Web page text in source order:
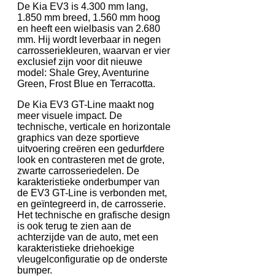
De Kia EV3 is 4.300 mm lang,
1.850 mm breed, 1.560 mm hoog
en heeft een wielbasis van 2.680
mm. Hij wordt leverbaar in negen
carrosseriekleuren, waarvan er vier
exclusief zijn voor dit nieuwe
model: Shale Grey, Aventurine
Green, Frost Blue en Terracotta.
De Kia EV3 GT-Line maakt nog
meer visuele impact. De
technische, verticale en horizontale
graphics van deze sportieve
uitvoering creëren een gedurfdere
look en contrasteren met de grote,
zwarte carrosseriedelen. De
karakteristieke onderbumper van
de EV3 GT-Line is verbonden met,
en geïntegreerd in, de carrosserie.
Het technische en grafische design
is ook terug te zien aan de
achterzijde van de auto, met een
karakteristieke driehoekige
vleugelconfiguratie op de onderste
bumper.